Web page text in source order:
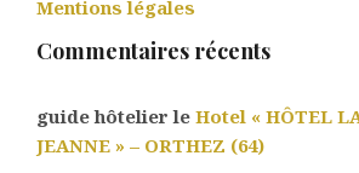
Mentions légales
Commentaires récents
guide hôtelier le Hotel « HÔTEL
JEANNE » – ORTHEZ (64)